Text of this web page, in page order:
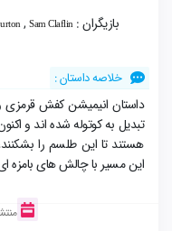
بازیگران : , Sam Claflin
خلاصه داستان :
داستان انیمیشن کفش قرمزی
تبدیل به کوتوله شده اند‌ و
هستند تا این طلسم را
این مسیر با چالش های بامزه
منتشر